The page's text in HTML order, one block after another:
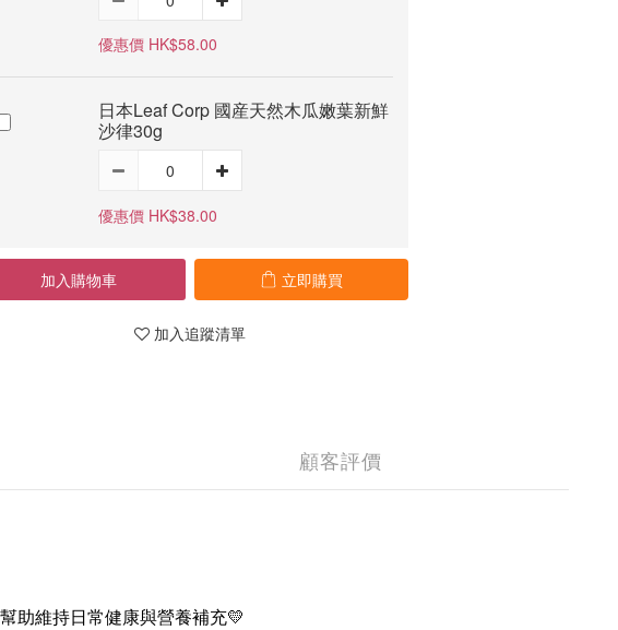
優惠價 HK$58.00
日本Leaf Corp 國産天然木瓜嫩葉新鮮
沙律30g
優惠價 HK$38.00
加入購物車 立即購買
加入追蹤清單
顧客評價
助維持日常健康與營養補充💛